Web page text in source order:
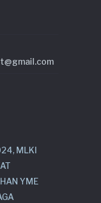
MLKI
YME